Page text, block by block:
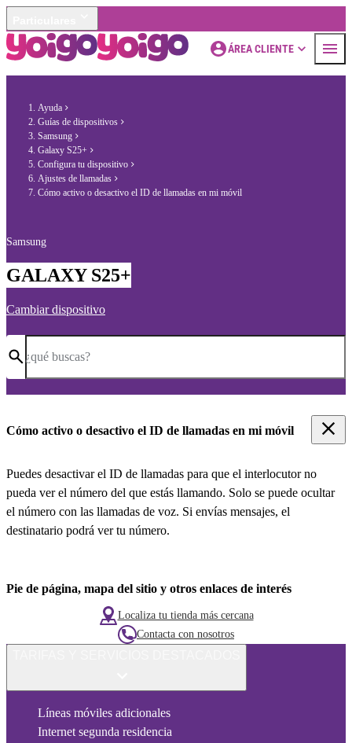
ÁREA CLIENTE
Ayuda
Guías de dispositivos
Samsung
Galaxy S25+
Configura tu dispositivo
Ajustes de llamadas
Cómo activo o desactivo el ID de llamadas en mi móvil
Samsung
GALAXY S25+
Cambiar dispositivo
¿qué buscas?
Cómo activo o desactivo el ID de llamadas en mi móvil
Puedes desactivar el ID de llamadas para que el interlocutor no
pueda ver el número del que estás llamando. Solo se puede ocultar
el número con las llamadas de voz. Si envías mensajes, el
destinatario podrá ver tu número.
Pie de página, mapa del sitio y otros enlaces de interés
Localiza tu tienda más cercana
Contacta con nosotros
Líneas móviles adicionales
Internet segunda residencia